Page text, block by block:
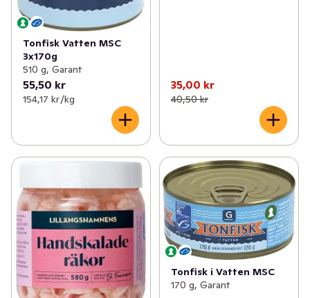
Tonfisk Vatten MSC
3x170g
510 g, Garant
55,50 kr
154,17 kr /kg
35,00 kr
40,50 kr
Tonfisk i Vatten MSC
170 g, Garant